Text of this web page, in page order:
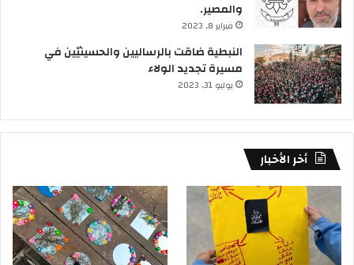
والمصير.
فبراير 8, 2023
النبطية ضاقت بالرساليين والحسينيّين في
مسيرة تجديد الولاء
يوليو 31, 2023
أخر الأخبار